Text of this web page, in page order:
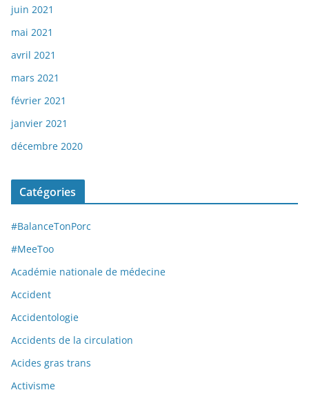
juin 2021
mai 2021
avril 2021
mars 2021
février 2021
janvier 2021
décembre 2020
Catégories
#BalanceTonPorc
#MeeToo
Académie nationale de médecine
Accident
Accidentologie
Accidents de la circulation
Acides gras trans
Activisme